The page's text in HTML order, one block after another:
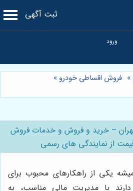
ثبت آگهی
» فروش اقساطی خودرو »
– خرید و فروش و خدمات فروش
از نمایندگی های رسمی
یکی از راهکارهای محبوب برای
با مدیریت مالی مناسب، به